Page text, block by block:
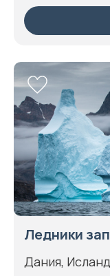
Ледники
Дания,